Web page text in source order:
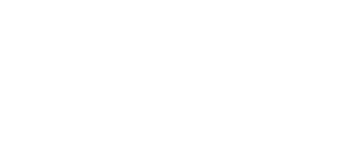
oblíbených hotelů